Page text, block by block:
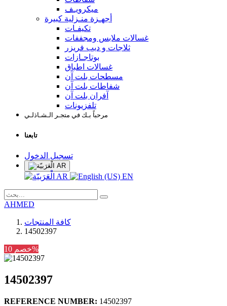
ميكرويـف
أجهـزة منـزلية كبيرة
تكيفـات
غسالات ملابس ومجففات
ثلاجات و ديب فريزر
بوتاجـازات
غسالات اطباق
مسطحات بلت آن
شفاطات بلت آن
آفران بلت آن
تلفزيونات
مرحباً بـك في متجـر الـشـاذلـي
تابعنا
تسجيل الدخول
AR
AR EN
AHMED
كافة المنتجات
14502397
خصم 10%
14502397
REFERENCE NUMBER: 14502397